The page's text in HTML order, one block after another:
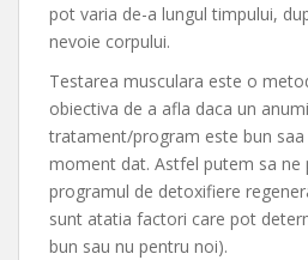
pot varia de-a lungul timpului,
nevoie corpului.
Testarea musculara este o
obiectiva de a afla daca un
tratament/program este bun
moment dat. Astfel putem sa ne
programul de detoxifiere
sunt atatia factori care pot
bun sau nu pentru noi).